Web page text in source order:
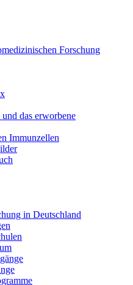
Forschung
das erworbene
Immunzellen
in Deutschland